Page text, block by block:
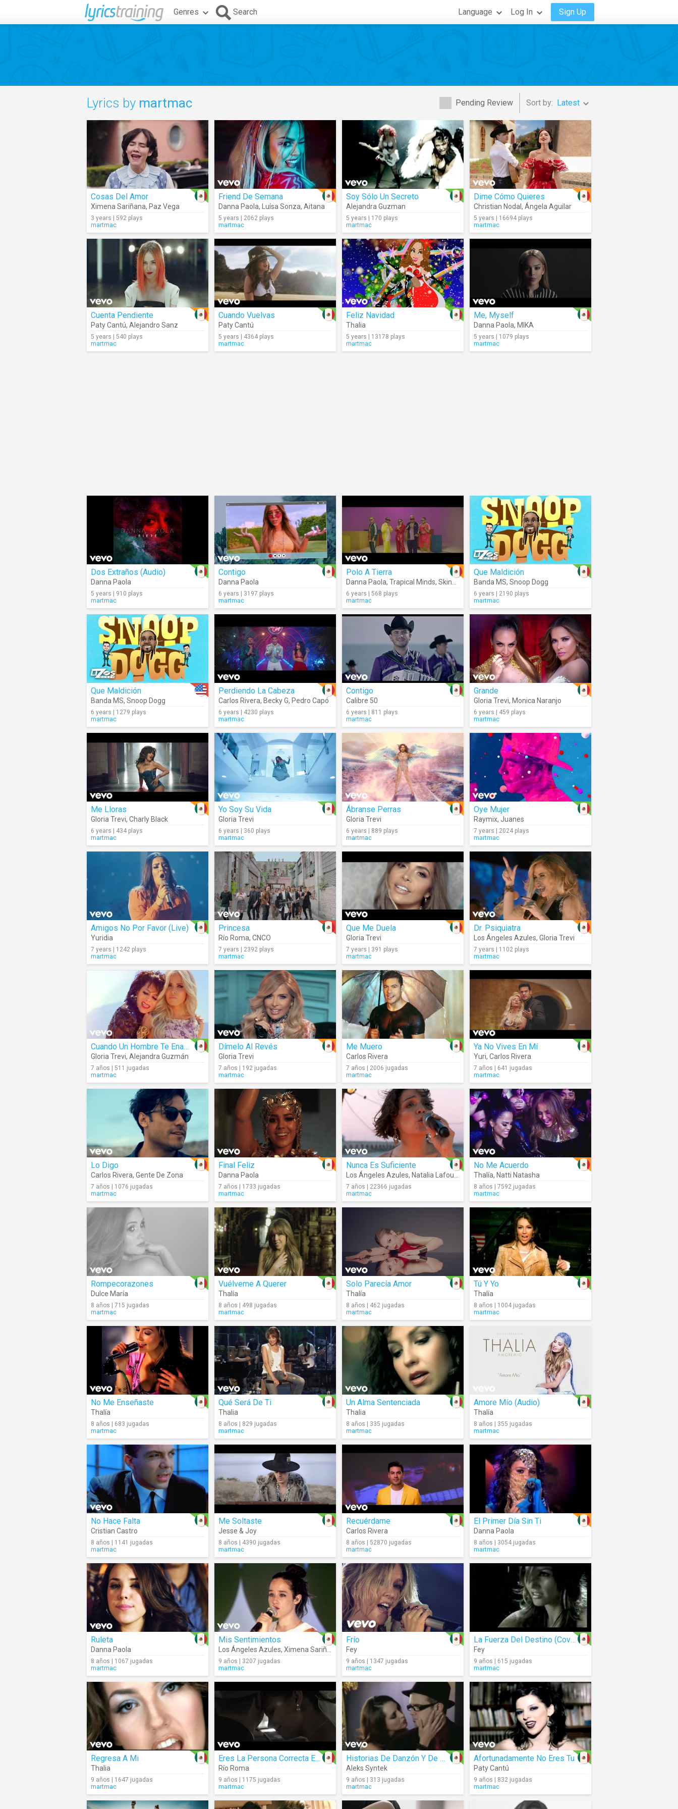
Genres Search Language Log In Sign Up
Pending Review Sort by: Latest
Lyrics by martmac
Cosas Del Amor
Ximena Sariñana, Paz Vega
3 years | 592 plays
martmac
Friend De Semana
Danna Paola, Luísa Sonza, Aitana
5 years | 2062 plays
martmac
Soy Sólo Un Secreto
Alejandra Guzman
5 years | 170 plays
martmac
Dime Cómo Quieres
Christian Nodal , Ángela Aguilar
5 years | 16694 plays
martmac
Cuenta Pendiente
Paty Cantú, Alejandro Sanz
5 years | 540 plays
martmac
Cuando Vuelvas
Paty Cantú
5 years | 4364 plays
martmac
Feliz Navidad
Thalia
5 years | 13178 plays
martmac
Me, Myself
Danna Paola, MIKA
5 years | 1079 plays
martmac
Dos Extraños (Audio)
Danna Paola
5 years | 910 plays
martmac
Contigo
Danna Paola
6 years | 3197 plays
martmac
Polo A Tierra
Danna Paola, Trapical Minds, Skinny Happy ,Yera
6 years | 568 plays
martmac
Que Maldición
Banda MS, Snoop Dogg
6 years | 2190 plays
martmac
Que Maldición
Banda MS, Snoop Dogg
6 years | 1279 plays
martmac
Perdiendo La Cabeza
Carlos Rivera, Becky G, Pedro Capó
6 years | 4230 plays
martmac
Contigo
Calibre 50
6 years | 811 plays
martmac
Grande
Gloria Trevi, Monica Naranjo
6 years | 459 plays
martmac
Me Lloras
Gloria Trevi, Charly Black
6 years | 434 plays
martmac
Yo Soy Su Vida
Gloria Trevi
6 years | 360 plays
martmac
Ábranse Perras
Gloria Trevi
6 years | 889 plays
martmac
Oye Mujer
Raymix, Juanes
7 years | 2024 plays
martmac
Amigos No Por Favor (Live)
Yuridia
7 years | 1242 plays
martmac
Princesa
Río Roma, CNCO
7 years | 2392 plays
martmac
Que Me Duela
Gloria Trevi
7 years | 391 plays
martmac
Dr. Psiquiatra
Los Ángeles Azules, Gloria Trevi
7 years | 1102 plays
martmac
Cuando Un Hombre Te Enamora
Gloria Trevi, Alejandra Guzmán
7 años | 511 jugadas
martmac
Dímelo Al Revés
Gloria Trevi
7 años | 192 jugadas
martmac
Me Muero
Carlos Rivera
7 años | 2006 jugadas
martmac
Ya No Vives En Mí
Yuri, Carlos Rivera
7 años | 641 jugadas
martmac
Lo Digo
Carlos Rivera, Gente De Zona
7 años | 1076 jugadas
martmac
Final Feliz
Danna Paola
7 años | 1733 jugadas
martmac
Nunca Es Suficiente
Los Ángeles Azules, Natalia Lafourcade
7 años | 22366 jugadas
martmac
No Me Acuerdo
Thalía, Natti Natasha
8 años | 7592 jugadas
martmac
Rompecorazones
Dulce María
8 años | 715 jugadas
martmac
Vuélveme A Querer
Thalía
8 años | 498 jugadas
martmac
Solo Parecía Amor
Thalía
8 años | 462 jugadas
martmac
Tú Y Yo
Thalía
8 años | 1004 jugadas
martmac
No Me Enseñaste
Thalía
8 años | 683 jugadas
martmac
Qué Será De Ti
Thalia
8 años | 829 jugadas
martmac
Un Alma Sentenciada
Thalia
8 años | 335 jugadas
martmac
Amore Mío (Audio)
Thalía
8 años | 355 jugadas
martmac
No Hace Falta
Cristian Castro
8 años | 1141 jugadas
martmac
Me Soltaste
Jesse & Joy
8 años | 4390 jugadas
martmac
Recuérdame
Carlos Rivera
8 años | 52870 jugadas
martmac
El Primer Día Sin Ti
Danna Paola
8 años | 3054 jugadas
martmac
Ruleta
Danna Paola
8 años | 1067 jugadas
martmac
Mis Sentimientos
Los Ángeles Azules, Ximena Sariñana
9 años | 3207 jugadas
martmac
Frío
Fey
9 años | 1347 jugadas
martmac
La Fuerza Del Destino (Cover)
Fey
9 años | 615 jugadas
martmac
Regresa A Mi
Thalia
9 años | 1647 jugadas
martmac
Eres La Persona Correcta En El Momento Equivocado
Río Roma
9 años | 1175 jugadas
martmac
Historias De Danzón Y De Arrabal
Aleks Syntek
9 años | 313 jugadas
martmac
Afortunadamente No Eres Tu
Paty Cantú
9 años | 832 jugadas
martmac